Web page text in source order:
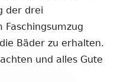
der drei
Faschingsumzug
Bäder zu erhalten.
und alles Gute